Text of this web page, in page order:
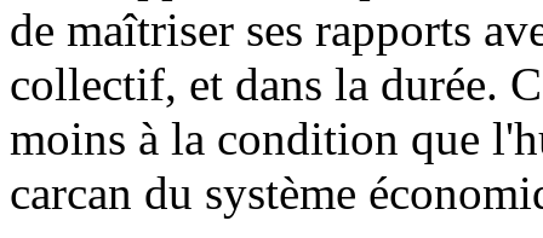
de maîtriser ses rapports
collectif, et dans la durée.
moins à la condition que
carcan du système